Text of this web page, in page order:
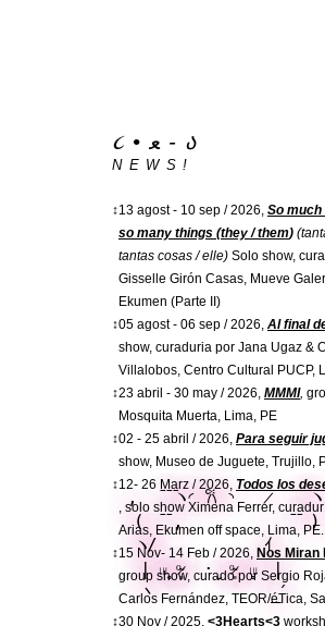
‌
,  ‌ ̄ ̄ ̄ ヽ◜  𐙚　◝ ‌ ‌  ̷   ̄ ̄ ̄ ヽ
‌( ‌ ̄ ̄  ,　　　　　　‌ ‌ ‌  ̄ ̄  ‌‌ )
ヽ/ ‌　　 ‌　　　 ‌　　ｲ
|‌　̥𓏼  ᵒ̴̷͈ 　 ·̮ 　ᵒ̴̷͈  ̥ 𓏼 　|
丶 ‌ ‌　 　 　 　 ‌    _´
૮ • ﻌ - ა
N E W S !
↕13 agost - 10 sep / 2026, So
so many things (they / them)
tantas cosas / elle) Solo show,
Gisselle Girón Casas, Mueve
Ekumen (Parte II)
↕05 agost - 06 sep / 2026, Al final
show, curaduria por Jana Ugaz &
Villalobos, Centro Cultural PUCP,
↕23 abril - 30 may / 2026, MMMI,
Mosquita Muerta, Lima, PE
↕02 - 25 abril / 2026, Para seguir
show, Museo de Juguete, Trujillo,
↕12- 26 Marz / 2026, Todos los
, solo show Ximena Ferrer,
Arias, Ekumen off space, Lima, PE.
↕15 Nov- 14 Feb / 2026, Nos Miran
group show, curado por Sergio
Carlos Fernández, TEOR/éTica,
↕30 Nov / 2025, <3Hearts<3